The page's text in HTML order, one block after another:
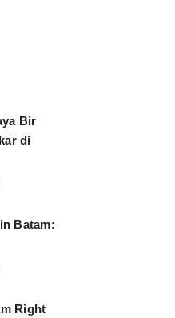
Bir
di
Batam:
Right